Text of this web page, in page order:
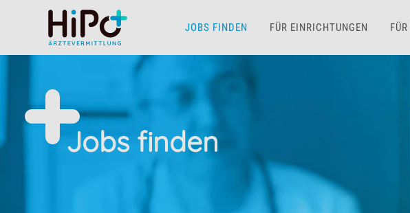
Skip to main content JOBS FINDEN FÜR EINRICHTUNGEN
Jobs finden